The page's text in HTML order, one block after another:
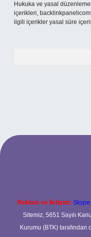
Hukuka ve yasal
içerikleri,
ilgili içerikler yasal süre
Reklam ve İletişim:
Sitemiz, 5651 Sayılı
Kurumu (BTK) tarafından